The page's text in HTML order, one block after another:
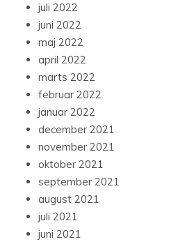
juli 2022
juni 2022
maj 2022
april 2022
marts 2022
februar 2022
januar 2022
december 2021
november 2021
oktober 2021
september 2021
august 2021
juli 2021
juni 2021